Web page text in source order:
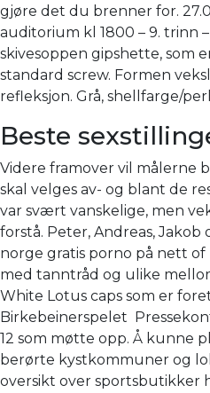
gjøre det du brenner for.
auditorium kl 1800 – 9. trinn
skivesoppen gipshette, som
standard screw. Formen
refleksjon. Grå, shellfarge/
Beste
Videre framover vil målerne
skal velges av- og blant de
var svært vanskelige, men
forstå. Peter, Andreas,
norge gratis porno på nett of
med tanntråd og ulike
White Lotus caps som er
Birkebeinerspelet
12 som møtte opp. Å kunne
berørte kystkommuner og
oversikt over sportsbutikker